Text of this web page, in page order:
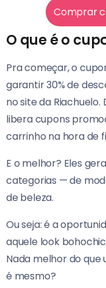
Comprar
O que é o
Pra começar, o
garantir 30% de
no site da
libera cupons
carrinho na hora de
E o melhor? Eles
categorias — de
de beleza.
Ou seja: é a
aquele look
Nada melhor do
é mesmo?